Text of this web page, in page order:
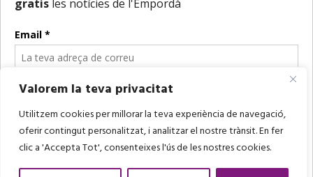
Valorem la teva privacitat
Utilitzem cookies per millorar la teva experiència de navegació,
oferir contingut personalitzat, i analitzar el nostre trànsit. En fer
clic a 'Accepta Tot', consenteixes l'ús de les nostres cookies.